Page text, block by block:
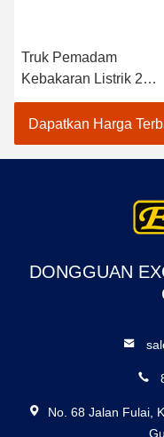
Truk Pemadam
Kebakaran Listrik 2
Tempat CE Disetujui
Dengan Baterai Trojan
Mobil Golf Listrik
Dapatkan Harga
DONGGUAN
No. 68 Jalan Fulai,